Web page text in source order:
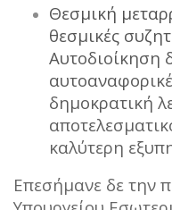
Θεσμική
θεσμικές
Αυτοδιοίκηση
δημοκρατική
καλύτερη
Επεσήμανε δε την